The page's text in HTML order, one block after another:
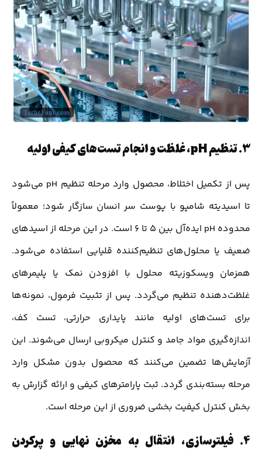
3. تنظیم pH، غلظت و انجام تست‌های کیفی اولیه
پس از تکمیل اختلاط، محصول وارد مرحله تنظیم pH می‌شود
تا اسیدیته شامپو با پوست سر انسان سازگار شود؛ معمولاً
محدوده pH ایده‌آل بین ۵ تا ۶ است. در این مرحله از اسیدهای
ضعیف یا محلول‌های تنظیم‌کننده قلیایی استفاده می‌شود.
همزمان ویسکوزیته محلول با افزودن نمک یا پلیمرهای
غلظت‌دهنده تنظیم می‌گردد. پس از تثبیت فرمول، نمونه‌ها
برای تست‌های اولیه مانند پایداری حرارتی، تست کف،
اندازه‌گیری مواد جامد و کنترل میکروبی ارسال می‌شوند. این
آزمایش‌ها تضمین می‌کنند که محصول بدون مشکل وارد
مرحله بسته‌بندی گردد. ثبت پارامترهای کیفی و ارائه گزارش به
بخش کنترل کیفیت بخشی ضروری از این مرحله است.
4. فیلترسازی، انتقال به مخزن نهایی و پرکردن